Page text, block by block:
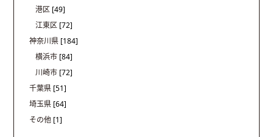
港区 [49]
江東区 [72]
神奈川県 [184]
横浜市 [84]
川崎市 [72]
千葉県 [51]
埼玉県 [64]
その他 [1]